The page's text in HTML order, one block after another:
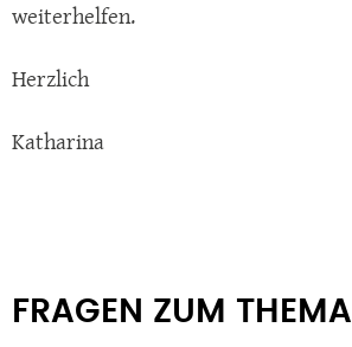
weiterhelfen.
Herzlich
Katharina
FRAGEN ZUM THEMA